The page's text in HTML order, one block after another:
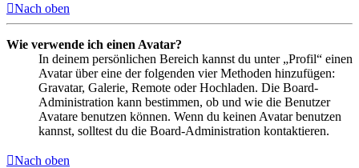
Nach oben
Wie verwende ich einen Avatar?
In deinem persönlichen Bereich kannst du unter „Profil“ einen
Avatar über eine der folgenden vier Methoden hinzufügen:
Gravatar, Galerie, Remote oder Hochladen. Die Board-
Administration kann bestimmen, ob und wie die Benutzer
Avatare benutzen können. Wenn du keinen Avatar benutzen
kannst, solltest du die Board-Administration kontaktieren.
Nach oben